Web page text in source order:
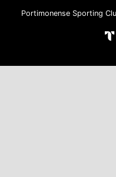
Portimonense Sporting